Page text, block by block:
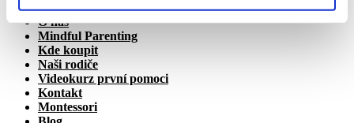
Naše produkty
O nás
Mindful Parenting
Kde koupit
Naši rodiče
Videokurz první pomoci
Kontakt
Montessori